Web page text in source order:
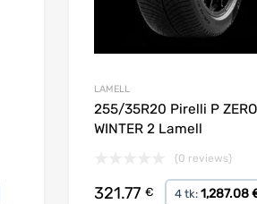
LAMELL
255/35R20 Pirelli P ZERO
WINTER 2 Lamell
(0 reviews)
321.77 € 4 tk:1,287.08